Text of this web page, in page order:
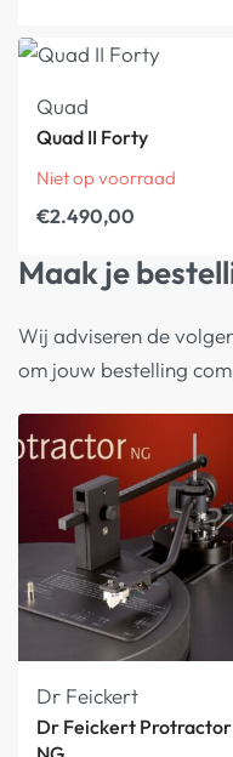
Quad
Quad II Forty
Niet op voorraad
€2.490,00
Maak je
Wij adviseren de
om jouw bestelling
Dr Feickert
Dr Feickert Protractor